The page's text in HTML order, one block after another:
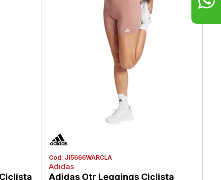
Cod: JI5666WARCLA
Adidas
Adidas Otr Leggings Ciclista